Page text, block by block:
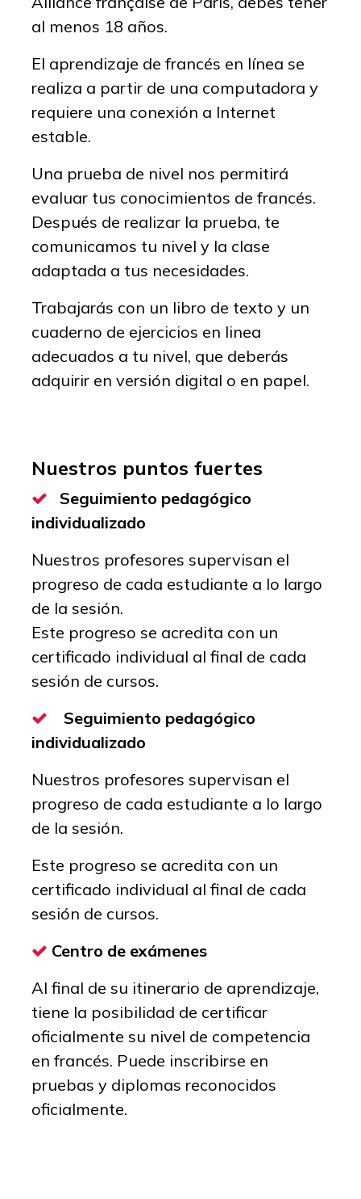
al menos 18 años.
El aprendizaje de francés en línea se
realiza a partir de una computadora y
requiere una conexión a Internet
estable.
Una prueba de nivel nos permitirá
evaluar tus conocimientos de francés.
Después de realizar la prueba, te
comunicamos tu nivel y la clase
adaptada a tus necesidades.
Trabajarás con un libro de texto y un
cuaderno de ejercicios en linea
adecuados a tu nivel, que deberás
adquirir en versión digital o en papel.
Nuestros puntos fuertes
Seguimiento pedagógico
individualizado
Nuestros profesores supervisan el
progreso de cada estudiante a lo largo
de la sesión.
Este progreso se acredita con un
certificado individual al final de cada
sesión de cursos.
Seguimiento pedagógico
individualizado
Nuestros profesores supervisan el
progreso de cada estudiante a lo largo
de la sesión.
Este progreso se acredita con un
certificado individual al final de cada
sesión de cursos.
Centro de exámenes
Al final de su itinerario de aprendizaje,
tiene la posibilidad de certificar
oficialmente su nivel de competencia
en francés. Puede inscribirse en
pruebas y diplomas reconocidos
oficialmente.